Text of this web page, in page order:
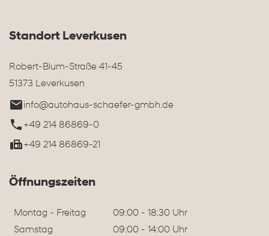
Standort Leverkusen
Robert-Blum-Straße 41-45
51373 Leverkusen
info@autohaus-schaefer-gmbh.de
+49 214 86869-0
+49 214 86869-21
Öffnungszeiten
Montag - Freitag
09:00 - 18:30 Uhr
Samstag
09:00 - 14:00 Uhr